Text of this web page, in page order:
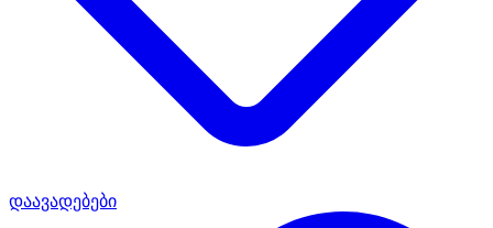
დაავადებები